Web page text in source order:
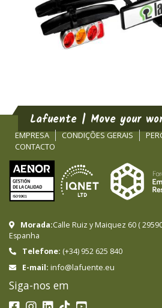
Lafuente | Move your
EMPRESA CONDIÇÕES GERAIS
CONTACTO
Morada:Calle Ruiz y Maiquez 60 (
Espanha
Telefone: (+34) 952 625 840
E-mail: info@lafuente.eu
Siga-nos em